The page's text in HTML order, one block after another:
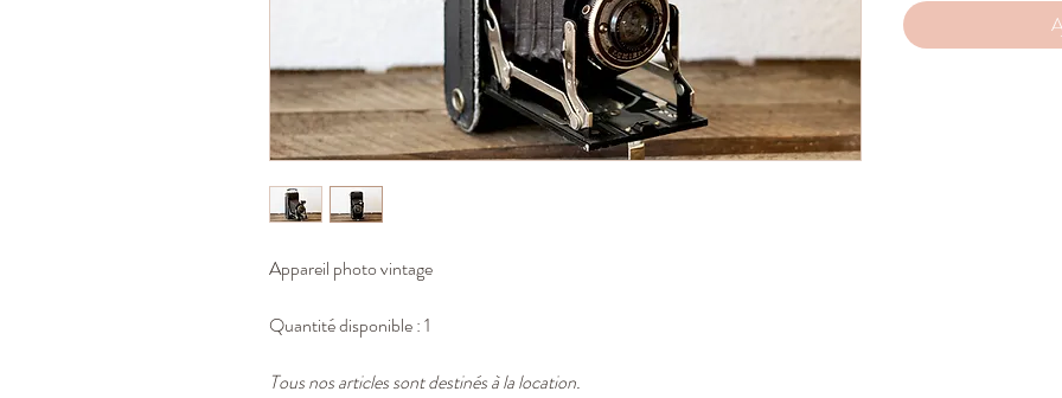
Appareil photo vintage
Quantité disponible : 1
Tous nos articles sont destinés à la location.